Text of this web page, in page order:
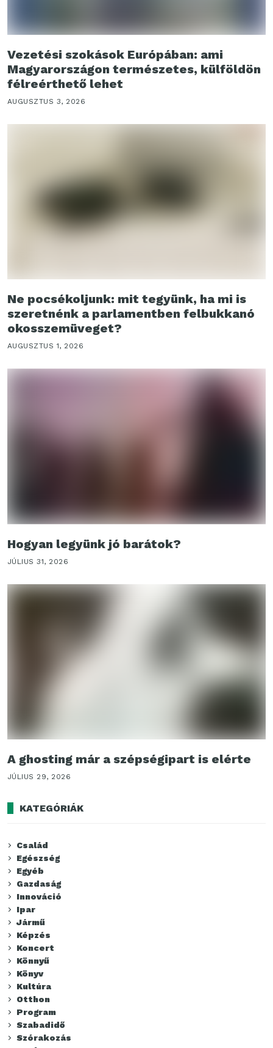
Vezetési szokások Európában: ami
Magyarországon természetes, külföldön
félreérthető lehet
AUGUSZTUS 3, 2026
Ne pocsékoljunk: mit tegyünk, ha mi is
szeretnénk a parlamentben felbukkanó
okosszemüveget?
AUGUSZTUS 1, 2026
Hogyan legyünk jó barátok?
JÚLIUS 31, 2026
A ghosting már a szépségipart is elérte
JÚLIUS 29, 2026
KATEGÓRIÁK
Család
Egészség
Egyéb
Gazdaság
Innováció
Ipar
Jármű
Képzés
Koncert
Könnyű
Könyv
Kultúra
Otthon
Program
Szabadidő
Szórakozás